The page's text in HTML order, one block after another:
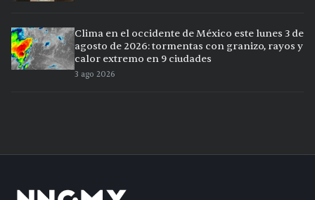
Clima en el occidente de México este lunes 3 de
agosto de 2026: tormentas con granizo, rayos y
calor extremo en 9 ciudades
3 ago 2026